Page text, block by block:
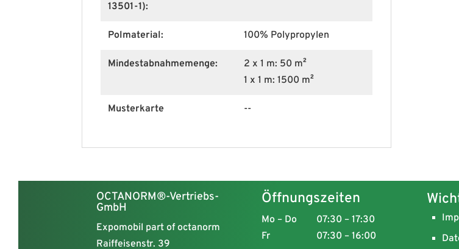
13501-1):
Polmaterial: 100% Polypropylen
Mindestabnahmemenge:
2 x 1 m: 50 m²
1 x 1 m: 1500 m²
Musterkarte --
OCTANORM®-Vertriebs-
GmbH
Expomobil part of octanorm
Raiffeisenstr. 39
Öffnungszeiten
Mo – Do
07:30 – 17:30
Fr
07:30 – 16:00